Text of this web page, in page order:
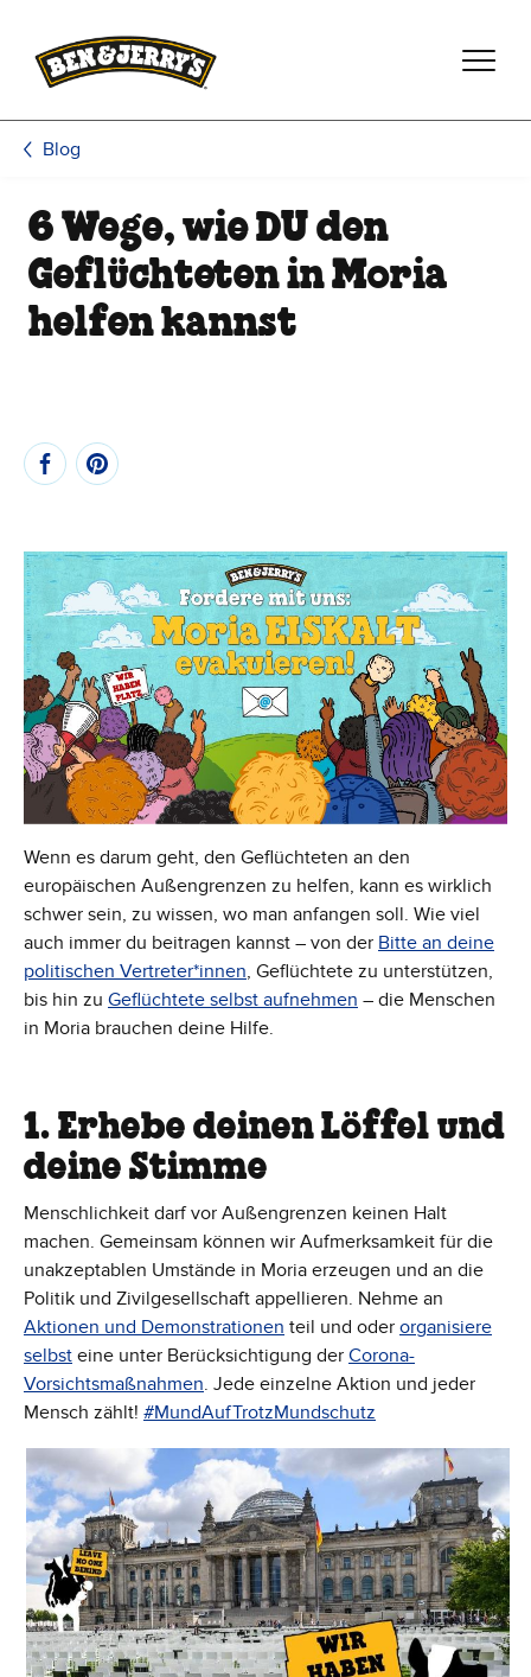
Blog
6 Wege, wie DU den
Geflüchteten in Moria
helfen kannst
Wenn es darum geht, den Geflüchteten an den
europäischen Außengrenzen zu helfen, kann es wirklich
schwer sein, zu wissen, wo man anfangen soll. Wie viel
auch immer du beitragen kannst – von der Bitte an deine
politischen Vertreter*innen, Geflüchtete zu unterstützen,
bis hin zu Geflüchtete selbst aufnehmen – die Menschen
in Moria brauchen deine Hilfe.
1. Erhebe deinen Löffel und
deine Stimme
Menschlichkeit darf vor Außengrenzen keinen Halt
machen. Gemeinsam können wir Aufmerksamkeit für die
unakzeptablen Umstände in Moria erzeugen und an die
Politik und Zivilgesellschaft appellieren. Nehme an
Aktionen und Demonstrationen teil und oder organisiere
selbst eine unter Berücksichtigung der Corona-
Vorsichtsmaßnahmen. Jede einzelne Aktion und jeder
Mensch zählt! #MundAufTrotzMundschutz